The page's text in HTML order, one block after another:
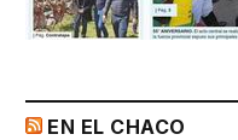
EN EL CHACO